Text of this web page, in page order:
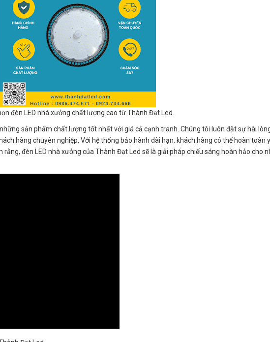
đèn LED nhà xưởng chất lượng cao từ Thành Đạt Led.
sản phẩm chất lượng tốt nhất với giá cả cạnh tranh. Chúng tôi luôn đặt sự hài
hàng chuyên nghiệp. Với hệ thống bảo hành dài hạn, khách hàng có thể hoàn toàn
đèn LED nhà xưởng của Thành Đạt Led sẽ là giải pháp chiếu sáng hoàn hảo cho